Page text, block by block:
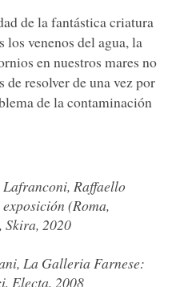
de la fantástica criatura
venenos del agua, la
en nuestros mares no
de resolver de una vez por
de la contaminación
Raffaello
(Roma,
Skira, 2020
La Galleria Farnese:
, Electa, 2008